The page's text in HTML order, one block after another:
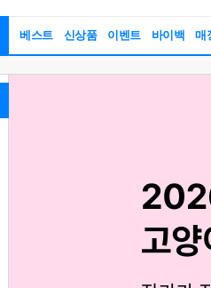
베스트 신상품 이벤트 바이백 매